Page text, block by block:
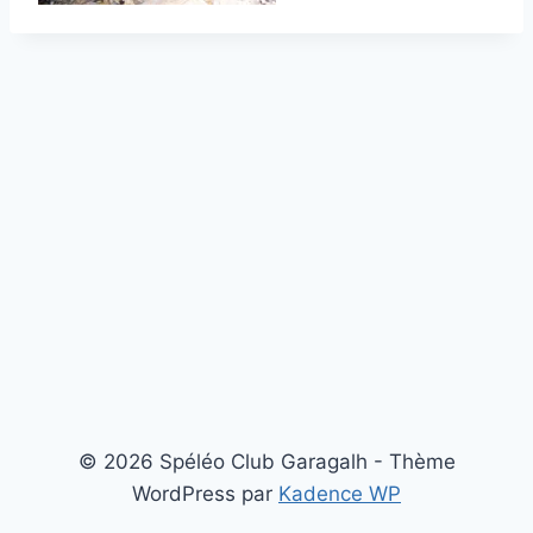
© 2026 Spéléo Club Garagalh - Thème
WordPress par Kadence WP